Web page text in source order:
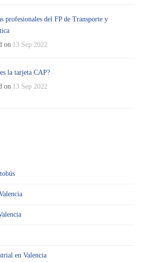
profesionales del FP de Transporte y
on 13 Sep 2022
la tarjeta CAP?
on 13 Sep 2022
en Valencia